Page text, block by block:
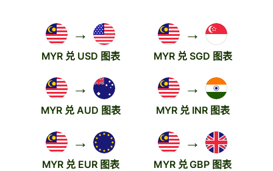
→
MYR 兑 USD 图表
→
MYR 兑 SGD 图表
→
MYR 兑 AUD 图表
→
MYR 兑 INR 图表
→
MYR 兑 EUR 图表
→
MYR 兑 GBP 图表